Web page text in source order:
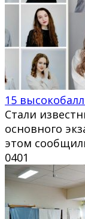
15
Стали
основного
этом
0401